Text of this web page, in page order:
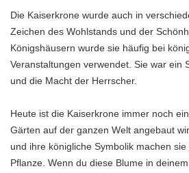
Die Kaiserkrone wurde auch in
Zeichen des Wohlstands und der
Königshäusern wurde sie häufig bei
Veranstaltungen verwendet. Sie war ein
und die Macht der Herrscher.
Heute ist die Kaiserkrone immer noch
Gärten auf der ganzen Welt angebaut
und ihre königliche Symbolik machen
Pflanze. Wenn du diese Blume in